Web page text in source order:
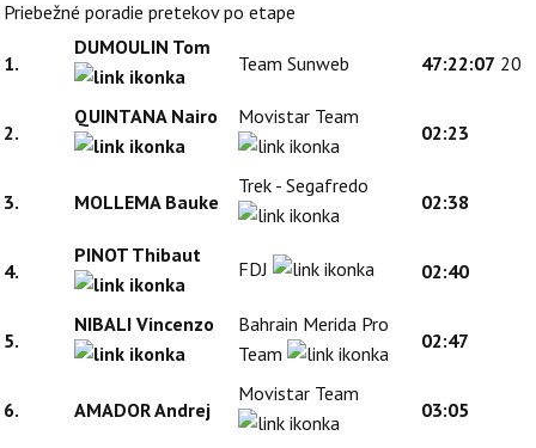
Priebežné poradie pretekov po etape
1.
DUMOULIN Tom
Team Sunweb 47:22:07 20
2.
QUINTANA Nairo Movistar Team
02:23
3. MOLLEMA Bauke
Trek - Segafredo
02:38
4.
PINOT Thibaut
FDJ 02:40
5.
NIBALI Vincenzo
Bahrain Merida Pro
Team
02:47
6. AMADOR Andrej
Movistar Team
03:05